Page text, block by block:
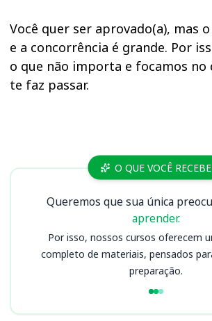
Você quer ser aprovado(a), mas
e a concorrência é grande. Por
o que não importa e focamos no
te faz passar.
Cursos O QUE VOCÊ RECEBE
Queremos que sua única
aprender.
Por isso, nossos cursos oferecem
completo de materiais, pensados
preparação.